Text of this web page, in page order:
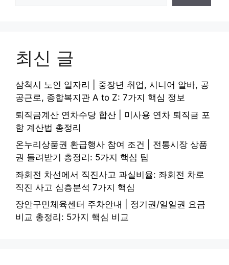
최신 글
삼척시 노인 일자리 | 중장년 취업, 시니어 알바, 공
공근로, 종합복지관 A to Z: 7가지 핵심 정보
퇴직금계산 연차수당 합산 | 미사용 연차 퇴직금 포
함 계산법 총정리
온누리상품권 환급행사 참여 조건 | 전통시장 상품
권 돌려받기 총정리: 5가지 핵심 팁
좌회전 차선에서 직진사고 과실비율: 좌회전 차로
직진 사고 심층분석 7가지 핵심
장안구민체육센터 주차안내 | 정기권/일일권 요금
비교 총정리: 5가지 핵심 비교